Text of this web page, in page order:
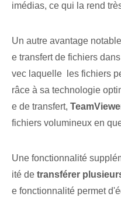
imédias, ce qui la rend
Un autre avantage
e transfert de fichiers dans
vec laquelle ⁤ les fichiers
râce à sa technologie⁣
e de transfert,
fichiers volumineux en
Une fonctionnalité
ité de transférer
e fonctionnalité permet